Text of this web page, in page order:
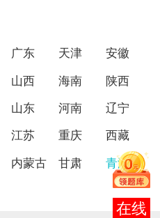
广东 天津
安徽
山西 海南
陕西
山东 河南
辽宁
江苏 重庆
西藏
内蒙古 甘肃
青海
在线